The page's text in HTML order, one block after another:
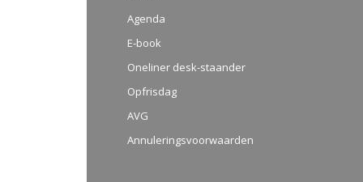
Agenda
E-book
Oneliner desk-staander
Opfrisdag
AVG
Annuleringsvoorwaarden